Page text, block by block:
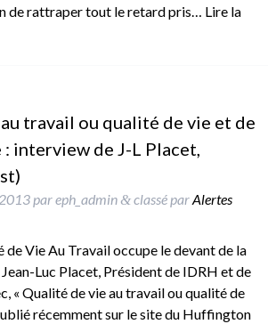
de rattraper tout le retard pris… Lire la
travail ou qualité de vie et de
interview de J-L Placet,
pareph_admin &classé parAlertes
de Vie Au Travail occupe le devant de la
Luc Placet, Président de IDRH et de
« Qualité de vie au travail ou qualité de
récemment sur le site du Huffington